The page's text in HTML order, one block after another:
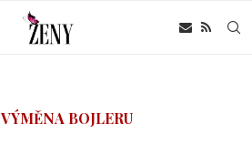
VÝMĚNA BOJLERU